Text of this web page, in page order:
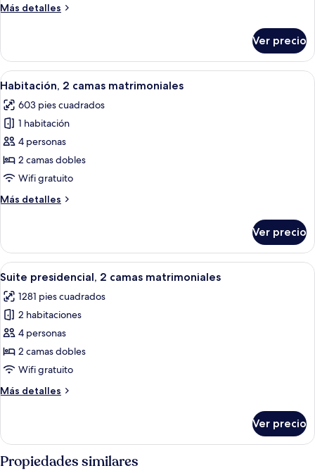
camas
Más detalles
Más
familiar,
camas
Ver precio
Abrir
todas
las
fotos
de
Habitación,
2
matrimoniales
Sábanas de algodón egipcio y ropa
6
Habitación, 2 camas matrimoniales
603 pies cuadrados
1 habitación
4 personas
2 camas dobles
Wifi gratuito
Más detalles
Más
2
camas
matrimoniales
Ver precio
Abrir
todas
las
fotos
de
Suite
presidencial,
camas
Habitación de hotel con dos camas,
4
Suite presidencial, 2 camas matrimoniales
1281 pies cuadrados
2 habitaciones
4 personas
2 camas dobles
Wifi gratuito
Más detalles
Más
presidencial,
camas
Ver precio
Propiedades similares